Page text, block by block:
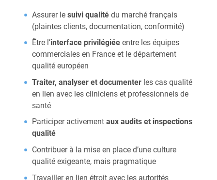
Assurer lesuivi qualité du marché français
(plaintes clients, documentation, conformité)
Être l’interface privilégiée entre les équipes
commerciales en France et le département
qualité européen
Traiter, analyser et documenter les cas qualité
en lien avec les cliniciens et professionnels de
santé
Participer activementaux audits et inspections
qualité
Contribuer à la mise en place d’une culture
qualité exigeante, mais pragmatique
Travailler en lien étroit avec les autorités